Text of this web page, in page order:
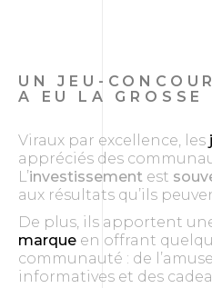
UN JEU-
A EU LA GROSSE
Viraux par excellence, les
appréciés des
L’investissement est
aux résultats qu’ils
De plus, ils apportent
marque en offrant
communauté : de
informatives et des